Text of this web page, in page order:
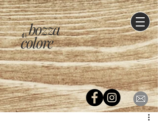
di
colore
bozza